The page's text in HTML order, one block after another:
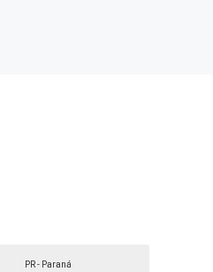
PR - Paraná